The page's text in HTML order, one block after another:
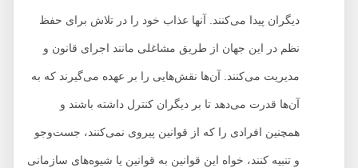
دیگران پیدا می‌کنند. آنها عذاب خود را در تلاش برای حفظ
نظم در این جهان از طریق مشاغلی مانند اجرای قانون و
مدیریت می‌کنند. آن‌ها نقش‌هایی را بر عهده می‌گیرند که به
آن‌ها قدرت می‌دهد تا بر دیگران کنترل داشته باشند و
همچنین افرادی را که از قوانین پیروی نمی‌کنند، جست‌وجو
و تنبیه کنند، خواه این قوانین به قوانین یا شیوه‌های سازمانی